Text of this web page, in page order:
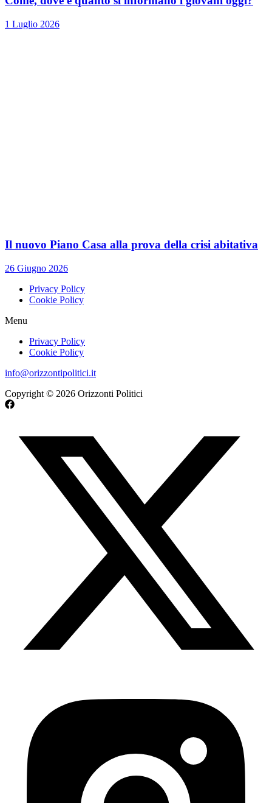
1 Luglio 2026
Il nuovo Piano Casa alla prova della crisi abitativa
26 Giugno 2026
Privacy Policy
Cookie Policy
Menu
Privacy Policy
Cookie Policy
info@orizzontipolitici.it
Copyright © 2026 Orizzonti Politici